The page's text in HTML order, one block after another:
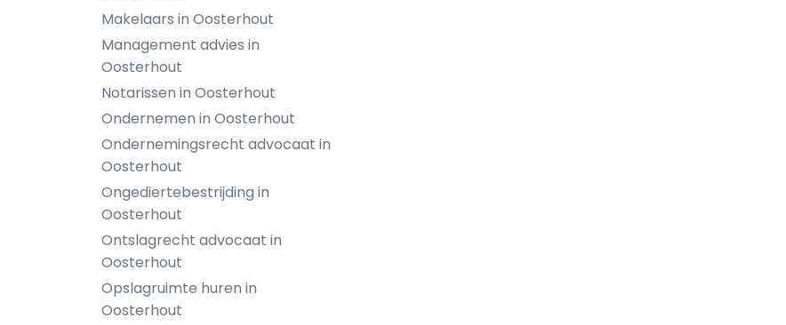
Makelaars in Oosterhout
Management advies in
Oosterhout
Notarissen in Oosterhout
Ondernemen in Oosterhout
Ondernemingsrecht advocaat in
Oosterhout
Ongediertebestrijding in
Oosterhout
Ontslagrecht advocaat in
Oosterhout
Opslagruimte huren in
Oosterhout